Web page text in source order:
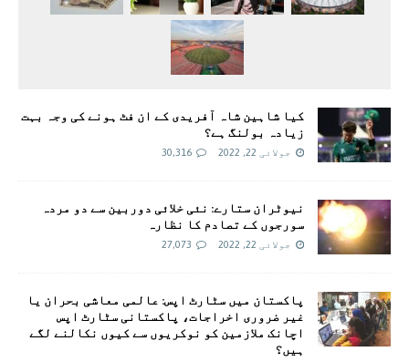
کیا شاہین شاہ آفریدی کے ان فٹ ہونے کی وجہ بہت
زیادہ بولنگ ہے؟
جولائی 22, 2022 30,316
نیوٹران ستارے: نئی خلائی دوربین سے دو مردہ
سورجوں کے تصادم کا نظارہ
جولائی 22, 2022 27,073
پاکستان میں سٹارٹ اپس: عالمی معاشی بحران یا
غیر ضروری اخراجات، پاکستانی سٹارٹ اپس
اچانک ملازمین کو نوکریوں سے کیوں نکالنے لگے
ہیں؟